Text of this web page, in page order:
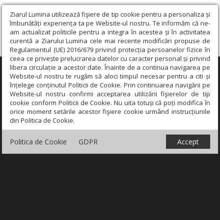
Ziarul Lumina utilizează fişiere de tip cookie pentru a personaliza și
îmbunătăți experiența ta pe Website-ul nostru. Te informăm că ne-
am actualizat politicile pentru a integra în acestea și în activitatea
curentă a Ziarului Lumina cele mai recente modificări propuse de
Regulamentul (UE) 2016/679 privind protecția persoanelor fizice în
ceea ce privește prelucrarea datelor cu caracter personal și privind
libera circulație a acestor date. Înainte de a continua navigarea pe
Website-ul nostru te rugăm să aloci timpul necesar pentru a citi și
înțelege conținutul Politicii de Cookie. Prin continuarea navigării pe
Website-ul nostru confirmi acceptarea utilizării fişierelor de tip
cookie conform Politicii de Cookie. Nu uita totuși că poți modifica în
orice moment setările acestor fişiere cookie urmând instrucțiunile
din Politica de Cookie.
Politica de Cookie GDPR Accept
×